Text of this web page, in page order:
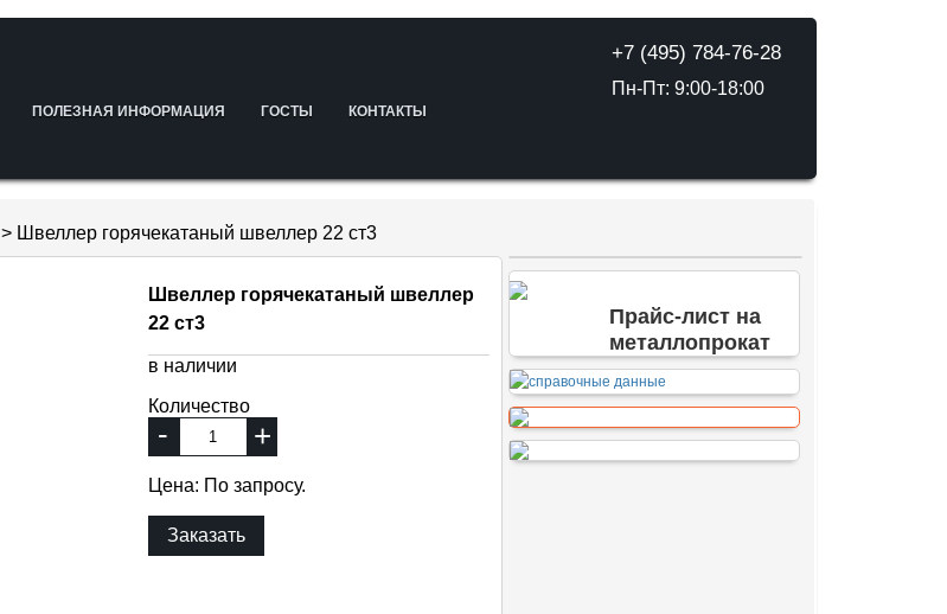
+7 (495) 784-76-28
Пн-Пт: 9:00-18:00
ПОЛЕЗНАЯ ИНФОРМАЦИЯ ГОСТЫ КОНТАКТЫ
> Швеллер горячекатаный швеллер 22 ст3
Швеллер горячекатаный швеллер
22 ст3
в наличии
Количество
- +
Цена: По запросу.
Заказать
Прайс-лист на
металлопрокат